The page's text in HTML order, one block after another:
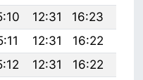
12:31 16:23
12:31 16:22
12:31 16:22